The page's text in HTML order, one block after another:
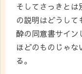
そしてさっきと
の説明はどうし
酔の同意書サイン
ほどのものじゃ
る。